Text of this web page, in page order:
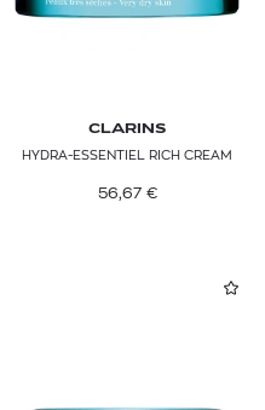
CLARINS
HYDRA-ESSENTIEL RICH CREAM
56,67 €